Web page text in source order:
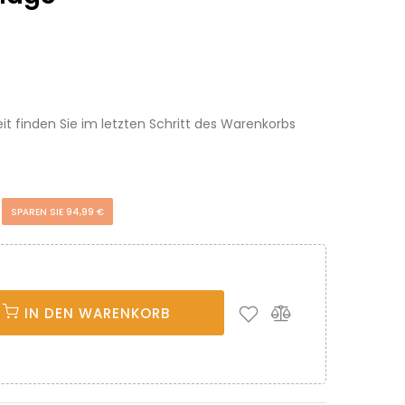
finden Sie im letzten Schritt des Warenkorbs
SPAREN SIE 94,99 €
IN DEN WARENKORB